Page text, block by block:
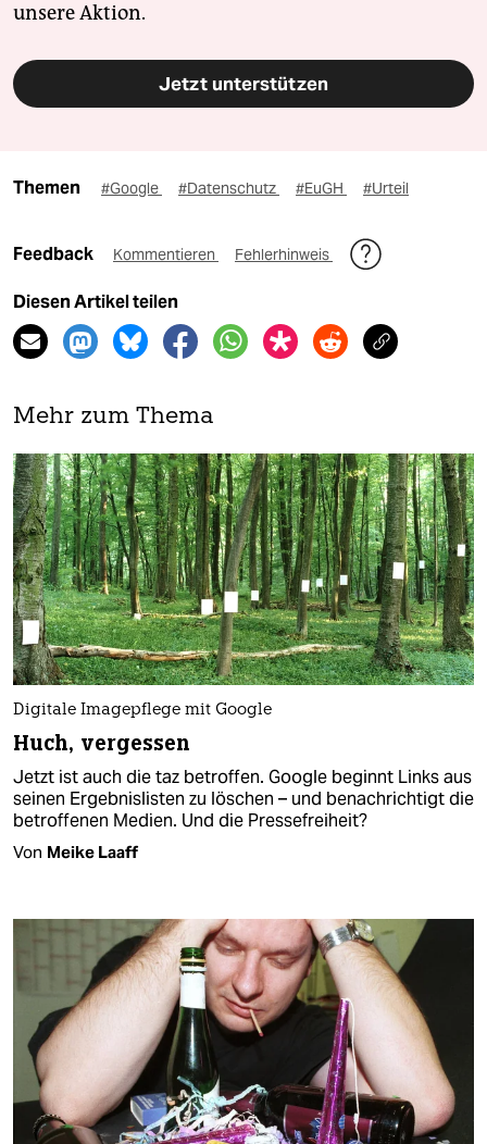
unsere Aktion.
Jetzt unterstützen
Themen #Google #Datenschutz #EuGH #Urteil
Feedback Kommentieren Fehlerhinweis
Diesen Artikel teilen
Mehr zum Thema
Digitale Imagepflege mit Google
Huch, vergessen
Jetzt ist auch die taz betroffen. Google beginnt Links aus
seinen Ergebnislisten zu löschen – und benachrichtigt die
betroffenen Medien. Und die Pressefreiheit?
Von Meike Laaff